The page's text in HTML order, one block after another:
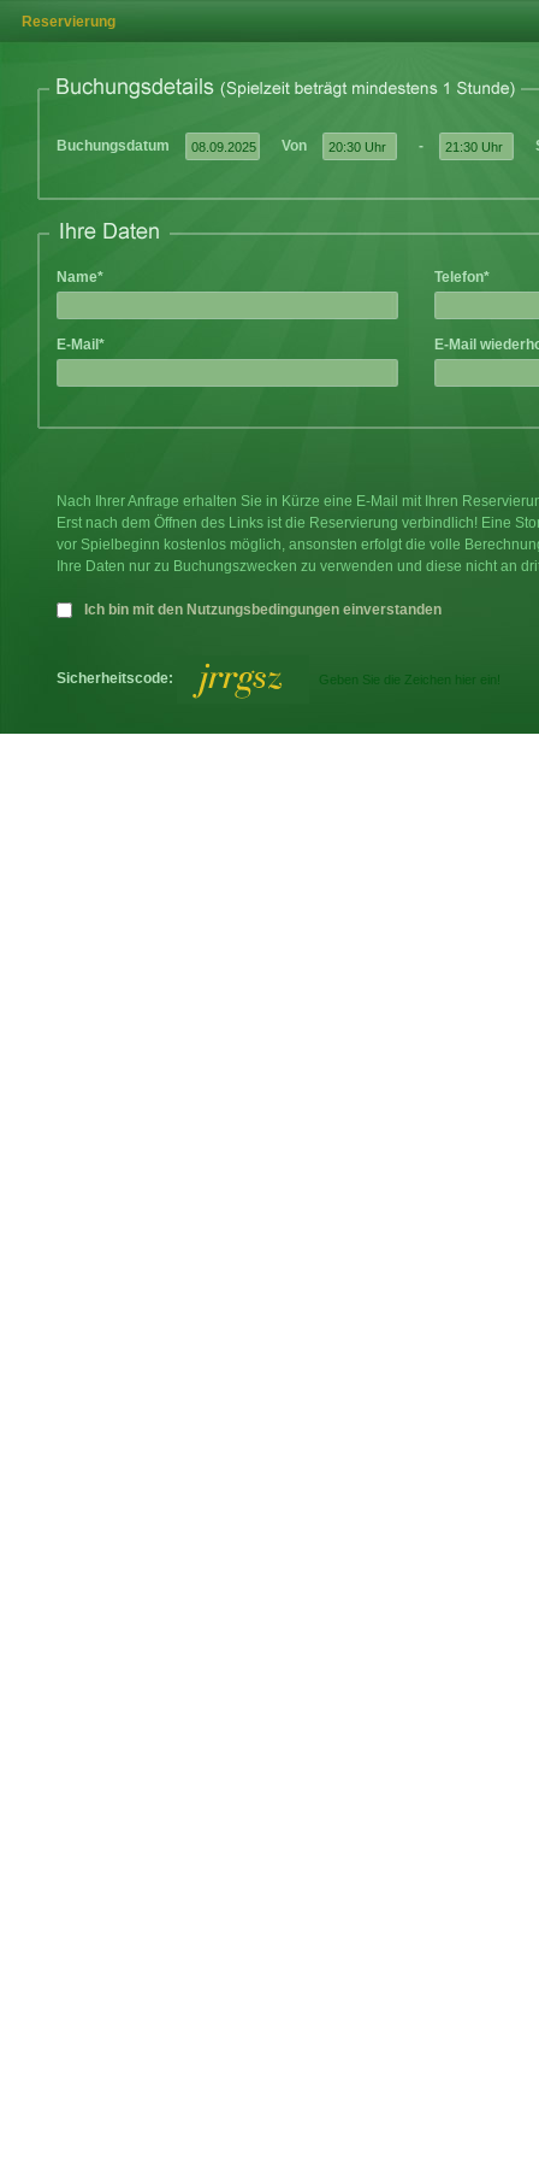
Reservierung
Buchungsdatum Von -
Name* Telefon*
E-Mail* E-Mail
Nach Ihrer Anfrage erhalten Sie in Kürze eine E-Mail mit Ihren
Erst nach dem Öffnen des Links ist die Reservierung verbindlich! Eine
vor Spielbeginn kostenlos möglich, ansonsten erfolgt die volle
Ihre Daten nur zu Buchungszwecken zu verwenden und diese nicht an
Ich bin mit den Nutzungsbedingungen einverstanden
Sicherheitscode: